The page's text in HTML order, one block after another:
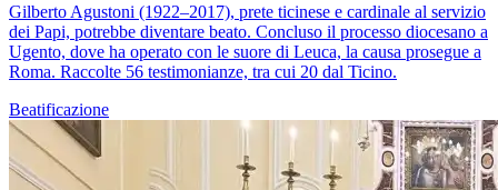
Gilberto Agustoni (1922–2017), prete ticinese e cardinale al servizio
dei Papi, potrebbe diventare beato. Concluso il processo diocesano a
Ugento, dove ha operato con le suore di Leuca, la causa prosegue a
Roma. Raccolte 56 testimonianze, tra cui 20 dal Ticino.
Beatificazione